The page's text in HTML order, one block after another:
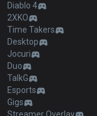
Diablo 4
2XKO
Time Takers
Desktop
Jocuri
Duo
TalkG
Esports
Gigs